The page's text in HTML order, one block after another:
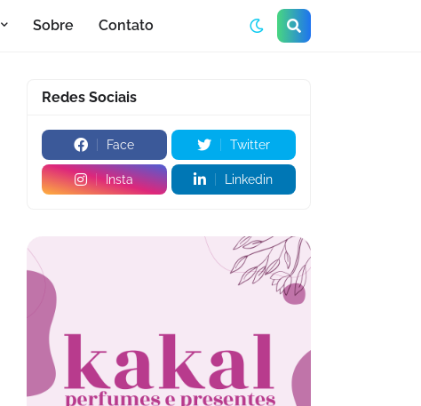
Sobre Contato
Redes Sociais
Face Twitter
Insta Linkedin